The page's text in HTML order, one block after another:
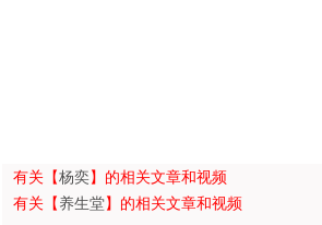
有关【杨奕】的相关文章和视频
有关【养生堂】的相关文章和视频